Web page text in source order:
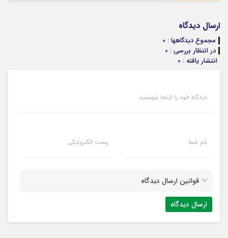
ارسال دیدگاه
مجموع دیدگاهها : 0
در انتظار بررسی : 0
انتشار یافته : 0
دیدگاه خود را اینجا بنویسید
نام شما پست الکترونیکی
قوانین ارسال دیدگاه